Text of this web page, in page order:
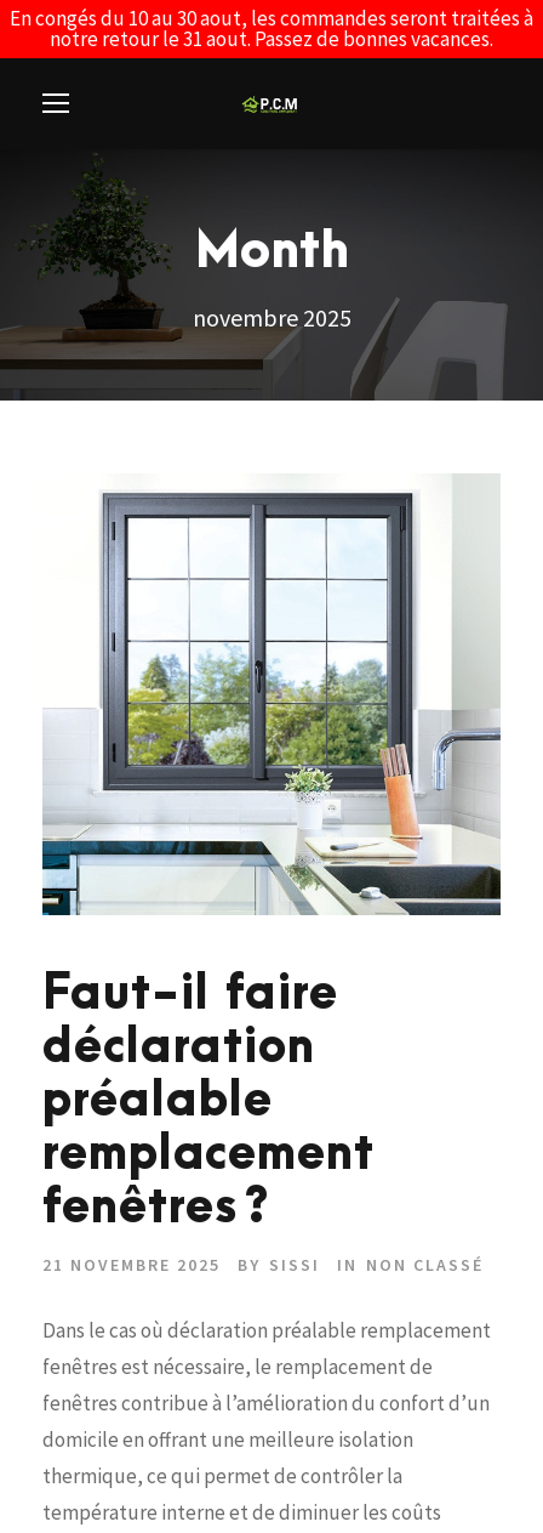
En congés du 10 au 30 aout, les commandes seront traitées à
notre retour le 31 aout. Passez de bonnes vacances.
Month
novembre 2025
Faut-il faire
déclaration
préalable
remplacement
fenêtres ?
21 NOVEMBRE 2025 BY SISSI IN NON CLASSÉ
Dans le cas où déclaration préalable remplacement
fenêtres est nécessaire, le remplacement de
fenêtres contribue à l’amélioration du confort d’un
domicile en offrant une meilleure isolation
thermique, ce qui permet de contrôler la
température interne et de diminuer les coûts